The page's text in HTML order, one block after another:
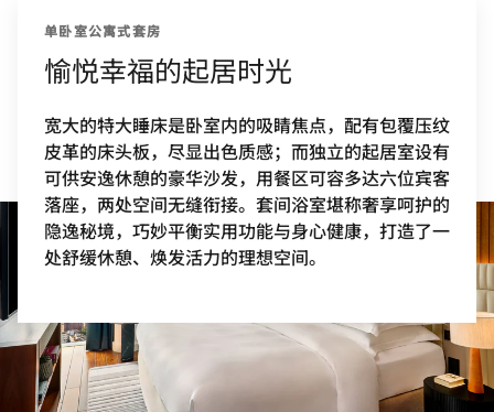
单卧室公寓式套房
愉悦幸福的起居时光
宽大的特大睡床是卧室内的吸睛焦点，配有包覆压纹
皮革的床头板，尽显出色质感；而独立的起居室设有
可供安逸休憩的豪华沙发，用餐区可容多达六位宾客
落座，两处空间无缝衔接。套间浴室堪称奢享呵护的
隐逸秘境，巧妙平衡实用功能与身心健康，打造了一
处舒缓休憩、焕发活力的理想空间。